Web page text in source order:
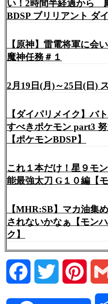
い！2時間半経過から
BDSP ブリリアント ダ
【原神】雷電将軍に会
魔神任務＃１
2月19日(月)～25日(日)
【ダイパリメイク】バ
すべきポケモン part3
【ポケモンBDSP】
これ１本だけ！星９モ
能最強太刀 G１０編【
【MHR:SB】マカ油集
されないかなぁ【モン
ク】
Facebook Twitter